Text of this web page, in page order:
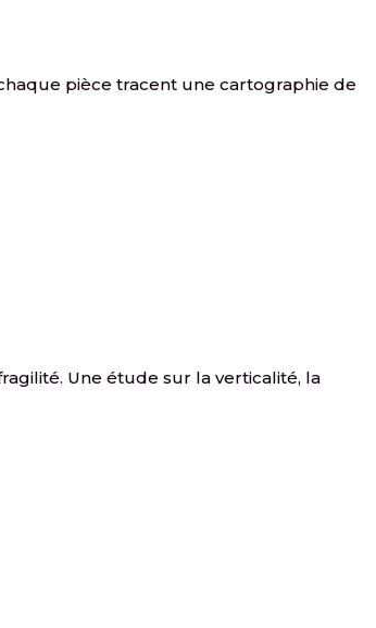
pièce tracent une cartographie de
Une étude sur la verticalité, la